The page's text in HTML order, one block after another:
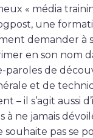
« média
une
demander à
en son nom
paroles de
et de
– il s’agit aussi
à ne jamais
souhaite pas se